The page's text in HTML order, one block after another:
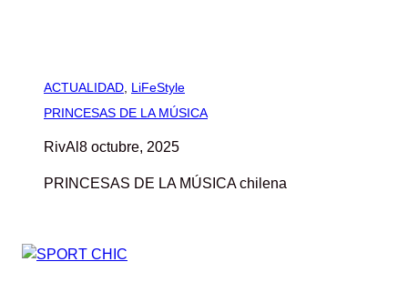
ACTUALIDAD, LiFeStyle
PRINCESAS DE LA MÚSICA
RivAl 8 octubre, 2025
PRINCESAS DE LA MÚSICA chilena